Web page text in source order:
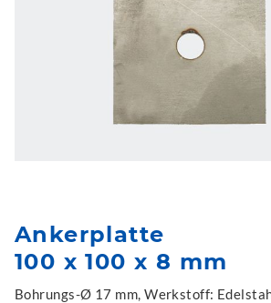
Ankerplatte
100 x 100 x 8 mm
Bohrungs-Ø 17 mm, Werkstoff: